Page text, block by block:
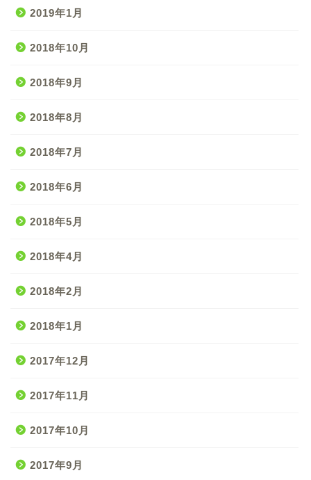
2019年1月
2018年10月
2018年9月
2018年8月
2018年7月
2018年6月
2018年5月
2018年4月
2018年2月
2018年1月
2017年12月
2017年11月
2017年10月
2017年9月